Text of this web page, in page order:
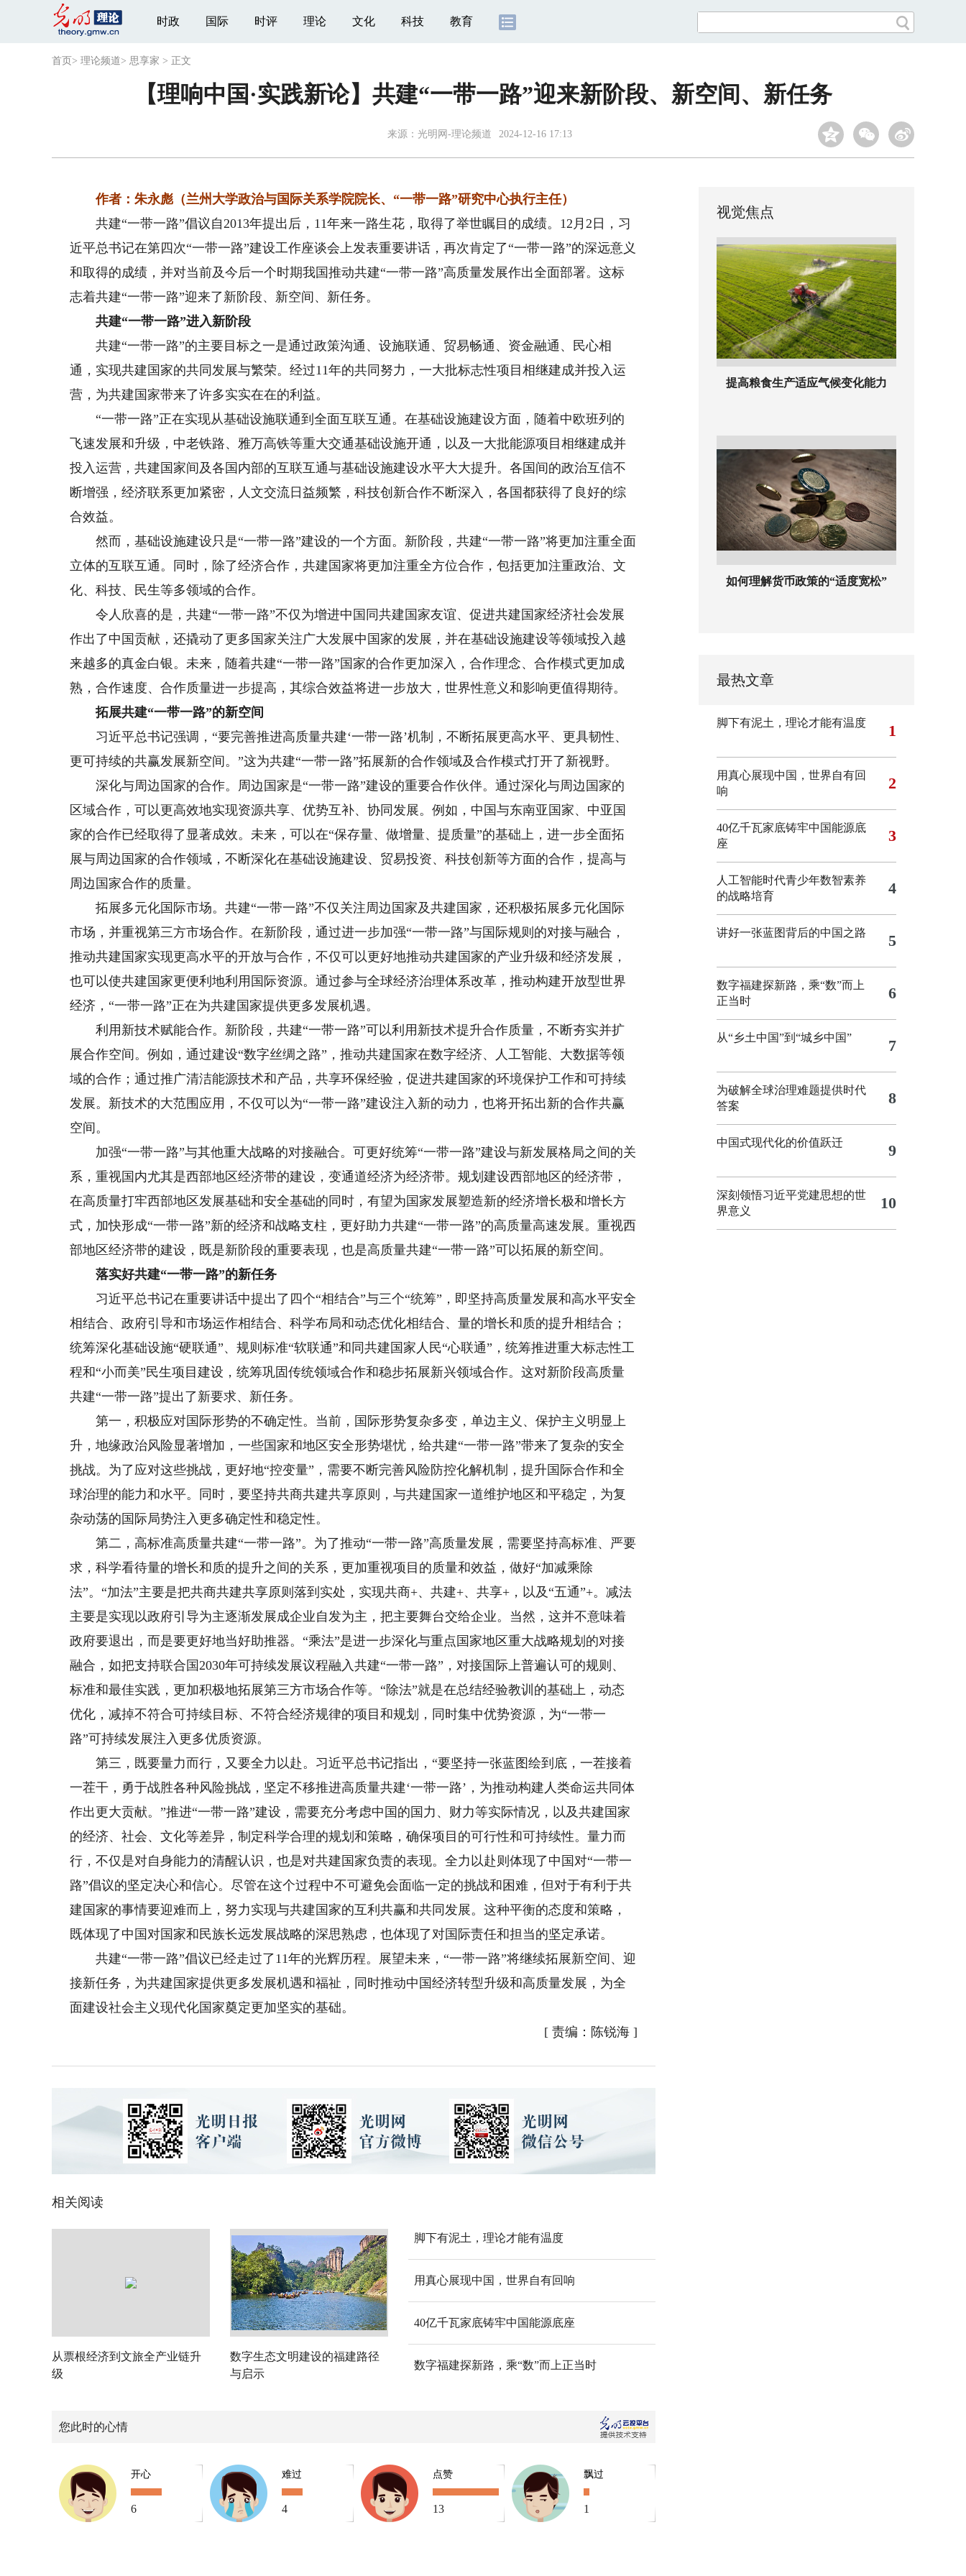
时政 国际 时评 理论 文化 科技 教育
首页 > 理论频道> 思享家 > 正文
【理响中国·实践新论】共建“一带一路”迎来新阶段、新空间、新任务
来源： 光明网-理论频道 2024-12-16 17:13
作者：朱永彪（兰州大学政治与国际关系学院院长、“一带一路”研究中心执行主任）
共建“一带一路”倡议自2013年提出后，11年来一路生花，取得了举世瞩目的成绩。12月2日，习
近平总书记在第四次“一带一路”建设工作座谈会上发表重要讲话，再次肯定了“一带一路”的深远意义
和取得的成绩，并对当前及今后一个时期我国推动共建“一带一路”高质量发展作出全面部署。这标
志着共建“一带一路”迎来了新阶段、新空间、新任务。
共建“一带一路”进入新阶段
共建“一带一路”的主要目标之一是通过政策沟通、设施联通、贸易畅通、资金融通、民心相
通，实现共建国家的共同发展与繁荣。经过11年的共同努力，一大批标志性项目相继建成并投入运
营，为共建国家带来了许多实实在在的利益。
“一带一路”正在实现从基础设施联通到全面互联互通。在基础设施建设方面，随着中欧班列的
飞速发展和升级，中老铁路、雅万高铁等重大交通基础设施开通，以及一大批能源项目相继建成并
投入运营，共建国家间及各国内部的互联互通与基础设施建设水平大大提升。各国间的政治互信不
断增强，经济联系更加紧密，人文交流日益频繁，科技创新合作不断深入，各国都获得了良好的综
合效益。
然而，基础设施建设只是“一带一路”建设的一个方面。新阶段，共建“一带一路”将更加注重全面
立体的互联互通。同时，除了经济合作，共建国家将更加注重全方位合作，包括更加注重政治、文
化、科技、民生等多领域的合作。
令人欣喜的是，共建“一带一路”不仅为增进中国同共建国家友谊、促进共建国家经济社会发展
作出了中国贡献，还撬动了更多国家关注广大发展中国家的发展，并在基础设施建设等领域投入越
来越多的真金白银。未来，随着共建“一带一路”国家的合作更加深入，合作理念、合作模式更加成
熟，合作速度、合作质量进一步提高，其综合效益将进一步放大，世界性意义和影响更值得期待。
拓展共建“一带一路”的新空间
习近平总书记强调，“要完善推进高质量共建‘一带一路’机制，不断拓展更高水平、更具韧性、
更可持续的共赢发展新空间。”这为共建“一带一路”拓展新的合作领域及合作模式打开了新视野。
深化与周边国家的合作。周边国家是“一带一路”建设的重要合作伙伴。通过深化与周边国家的
区域合作，可以更高效地实现资源共享、优势互补、协同发展。例如，中国与东南亚国家、中亚国
家的合作已经取得了显著成效。未来，可以在“保存量、做增量、提质量”的基础上，进一步全面拓
展与周边国家的合作领域，不断深化在基础设施建设、贸易投资、科技创新等方面的合作，提高与
周边国家合作的质量。
拓展多元化国际市场。共建“一带一路”不仅关注周边国家及共建国家，还积极拓展多元化国际
市场，并重视第三方市场合作。在新阶段，通过进一步加强“一带一路”与国际规则的对接与融合，
推动共建国家实现更高水平的开放与合作，不仅可以更好地推动共建国家的产业升级和经济发展，
也可以使共建国家更便利地利用国际资源。通过参与全球经济治理体系改革，推动构建开放型世界
经济，“一带一路”正在为共建国家提供更多发展机遇。
利用新技术赋能合作。新阶段，共建“一带一路”可以利用新技术提升合作质量，不断夯实并扩
展合作空间。例如，通过建设“数字丝绸之路”，推动共建国家在数字经济、人工智能、大数据等领
域的合作；通过推广清洁能源技术和产品，共享环保经验，促进共建国家的环境保护工作和可持续
发展。新技术的大范围应用，不仅可以为“一带一路”建设注入新的动力，也将开拓出新的合作共赢
空间。
加强“一带一路”与其他重大战略的对接融合。可更好统筹“一带一路”建设与新发展格局之间的关
系，重视国内尤其是西部地区经济带的建设，变通道经济为经济带。规划建设西部地区的经济带，
在高质量打牢西部地区发展基础和安全基础的同时，有望为国家发展塑造新的经济增长极和增长方
式，加快形成“一带一路”新的经济和战略支柱，更好助力共建“一带一路”的高质量高速发展。重视西
部地区经济带的建设，既是新阶段的重要表现，也是高质量共建“一带一路”可以拓展的新空间。
落实好共建“一带一路”的新任务
习近平总书记在重要讲话中提出了四个“相结合”与三个“统筹”，即坚持高质量发展和高水平安全
相结合、政府引导和市场运作相结合、科学布局和动态优化相结合、量的增长和质的提升相结合；
统筹深化基础设施“硬联通”、规则标准“软联通”和同共建国家人民“心联通”，统筹推进重大标志性工
程和“小而美”民生项目建设，统筹巩固传统领域合作和稳步拓展新兴领域合作。这对新阶段高质量
共建“一带一路”提出了新要求、新任务。
第一，积极应对国际形势的不确定性。当前，国际形势复杂多变，单边主义、保护主义明显上
升，地缘政治风险显著增加，一些国家和地区安全形势堪忧，给共建“一带一路”带来了复杂的安全
挑战。为了应对这些挑战，更好地“控变量”，需要不断完善风险防控化解机制，提升国际合作和全
球治理的能力和水平。同时，要坚持共商共建共享原则，与共建国家一道维护地区和平稳定，为复
杂动荡的国际局势注入更多确定性和稳定性。
第二，高标准高质量共建“一带一路”。为了推动“一带一路”高质量发展，需要坚持高标准、严要
求，科学看待量的增长和质的提升之间的关系，更加重视项目的质量和效益，做好“加减乘除
法”。“加法”主要是把共商共建共享原则落到实处，实现共商+、共建+、共享+，以及“五通”+。减法
主要是实现以政府引导为主逐渐发展成企业自发为主，把主要舞台交给企业。当然，这并不意味着
政府要退出，而是要更好地当好助推器。“乘法”是进一步深化与重点国家地区重大战略规划的对接
融合，如把支持联合国2030年可持续发展议程融入共建“一带一路”，对接国际上普遍认可的规则、
标准和最佳实践，更加积极地拓展第三方市场合作等。“除法”就是在总结经验教训的基础上，动态
优化，减掉不符合可持续目标、不符合经济规律的项目和规划，同时集中优势资源，为“一带一
路”可持续发展注入更多优质资源。
第三，既要量力而行，又要全力以赴。习近平总书记指出，“要坚持一张蓝图绘到底，一茬接着
一茬干，勇于战胜各种风险挑战，坚定不移推进高质量共建‘一带一路’，为推动构建人类命运共同体
作出更大贡献。”推进“一带一路”建设，需要充分考虑中国的国力、财力等实际情况，以及共建国家
的经济、社会、文化等差异，制定科学合理的规划和策略，确保项目的可行性和可持续性。量力而
行，不仅是对自身能力的清醒认识，也是对共建国家负责的表现。全力以赴则体现了中国对“一带一
路”倡议的坚定决心和信心。尽管在这个过程中不可避免会面临一定的挑战和困难，但对于有利于共
建国家的事情要迎难而上，努力实现与共建国家的互利共赢和共同发展。这种平衡的态度和策略，
既体现了中国对国家和民族长远发展战略的深思熟虑，也体现了对国际责任和担当的坚定承诺。
共建“一带一路”倡议已经走过了11年的光辉历程。展望未来，“一带一路”将继续拓展新空间、迎
接新任务，为共建国家提供更多发展机遇和福祉，同时推动中国经济转型升级和高质量发展，为全
面建设社会主义现代化国家奠定更加坚实的基础。
[ 责编：陈锐海]
相关阅读
从票根经济到文旅全产业链升
级
数字生态文明建设的福建路径
与启示
脚下有泥土，理论才能有温度
用真心展现中国，世界自有回响
40亿千瓦家底铸牢中国能源底座
数字福建探新路，乘“数”而上正当时
您此时的心情
开心
6
难过
4
点赞
13
飘过
1
视觉焦点
提高粮食生产适应气候变化能力
如何理解货币政策的“适度宽松”
最热文章
脚下有泥土，理论才能有温度 1
用真心展现中国，世界自有回
响
2
40亿千瓦家底铸牢中国能源底
座
3
人工智能时代青少年数智素养
的战略培育
4
讲好一张蓝图背后的中国之路 5
数字福建探新路，乘“数”而上
正当时
6
从“乡土中国”到“城乡中国” 7
为破解全球治理难题提供时代
答案
8
中国式现代化的价值跃迁 9
深刻领悟习近平党建思想的世
界意义
10